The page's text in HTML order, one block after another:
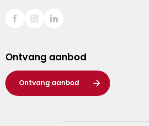
Sint-Truiden
Waasland
Wuustwezel
Zoersel
Ontvang aanbod
Ontvang aanbod